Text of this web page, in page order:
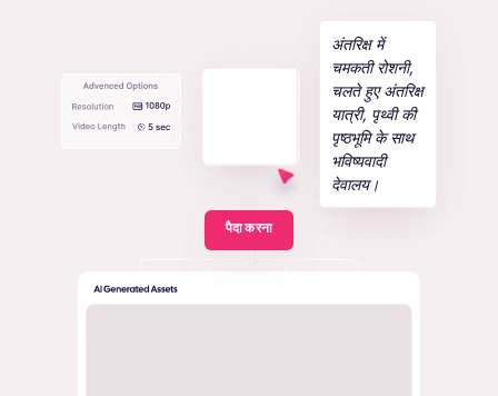
अंतरिक्ष में
चमकती रोशनी,
चलते हुए अंतरिक्ष
यात्री, पृथ्वी की
पृष्ठभूमि के साथ
भविष्यवादी
देवालय।
पैदा करना